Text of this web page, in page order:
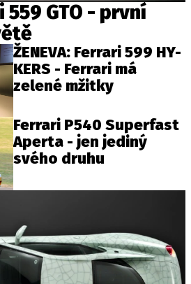
559 GTO - první
ŽENEVA: Ferrari 599 HY-
KERS - Ferrari má
zelené mžitky
Ferrari P540 Superfast
Aperta - jen jediný
svého druhu